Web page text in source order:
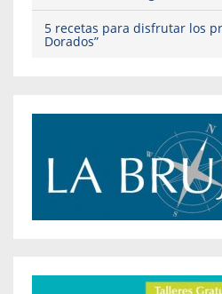
5 recetas para disfrutar los
Dorados”